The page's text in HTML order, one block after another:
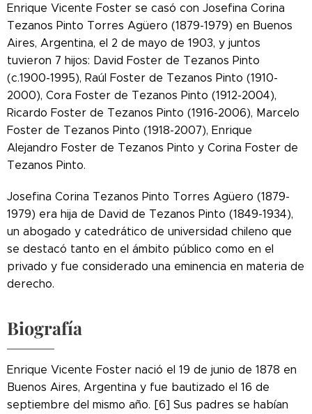
Enrique Vicente Foster se casó con Josefina Corina
Tezanos Pinto Torres Agüero (1879-1979) en Buenos
Aires, Argentina, el 2 de mayo de 1903, y juntos
tuvieron 7 hijos: David Foster de Tezanos Pinto
(c.1900-1995), Raúl Foster de Tezanos Pinto (1910-
2000), Cora Foster de Tezanos Pinto (1912-2004),
Ricardo Foster de Tezanos Pinto (1916-2006), Marcelo
Foster de Tezanos Pinto (1918-2007), Enrique
Alejandro Foster de Tezanos Pinto y Corina Foster de
Tezanos Pinto.
Josefina Corina Tezanos Pinto Torres Agüero (1879-
1979) era hija de David de Tezanos Pinto (1849-1934),
un abogado y catedrático de universidad chileno que
se destacó tanto en el ámbito público como en el
privado y fue considerado una eminencia en materia de
derecho.
Biografía
Enrique Vicente Foster nació el 19 de junio de 1878 en
Buenos Aires, Argentina y fue bautizado el 16 de
septiembre del mismo año. [6] Sus padres se habían